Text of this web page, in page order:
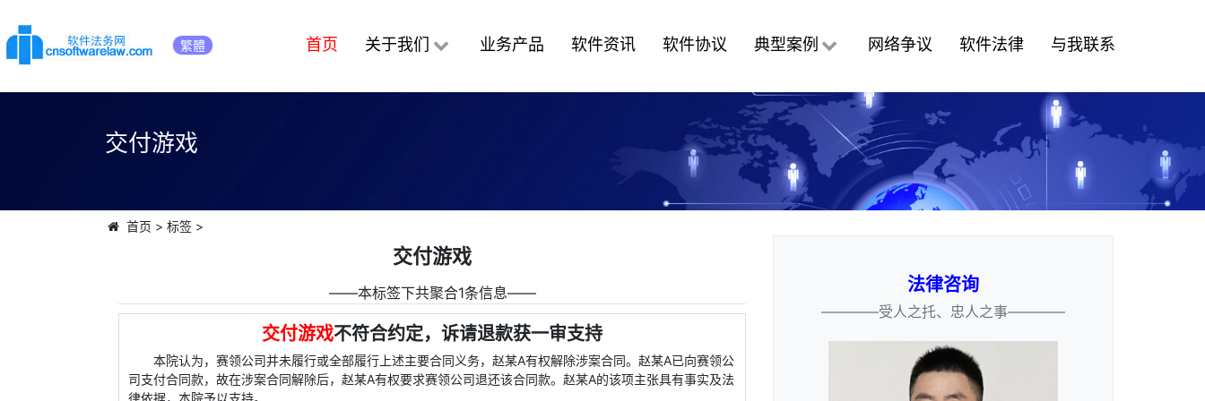
繁體 首页 关于我们 业务产品 软件资讯 软件协议 典型案例 网络争议 软件法律 与我联系
交付游戏
首页 > 标签>
交付游戏
――本标签下共聚合1条信息――
交付游戏不符合约定，诉请退款获一审支持
本院认为，赛领公司并未履行或全部履行上述主要合同义务，赵某A有权解除涉案合同。赵某A已向赛领公
司支付合同款，故在涉案合同解除后，赵某A有权要求赛领公司退还该合同款。赵某A的该项主张具有事实及法
律依据，本院予以支持。
法律咨询
————受人之托、忠人之事————